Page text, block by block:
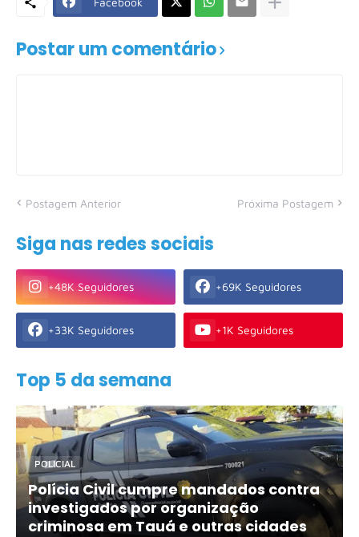
Postar um comentário
Postagem Anterior Próxima Postagem
Siga nas redes sociais
+48K Seguidores +69K Seguidores
+33K Seguidores +1K Seguidores
Top 5 da semana
POLICIAL
Polícia Civil cumpre mandados contra
investigados por organização
criminosa em Tauá e outras cidades